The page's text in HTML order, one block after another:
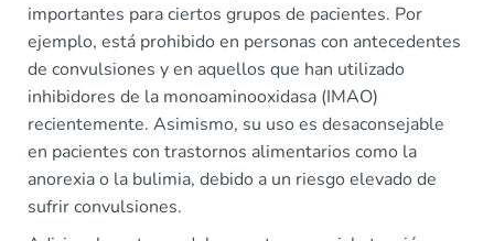
importantes para ciertos grupos de pacientes. Por
ejemplo, está prohibido en personas con antecedentes
de convulsiones y en aquellos que han utilizado
inhibidores de la monoaminooxidasa (IMAO)
recientemente. Asimismo, su uso es desaconsejable
en pacientes con trastornos alimentarios como la
anorexia o la bulimia, debido a un riesgo elevado de
sufrir convulsiones.